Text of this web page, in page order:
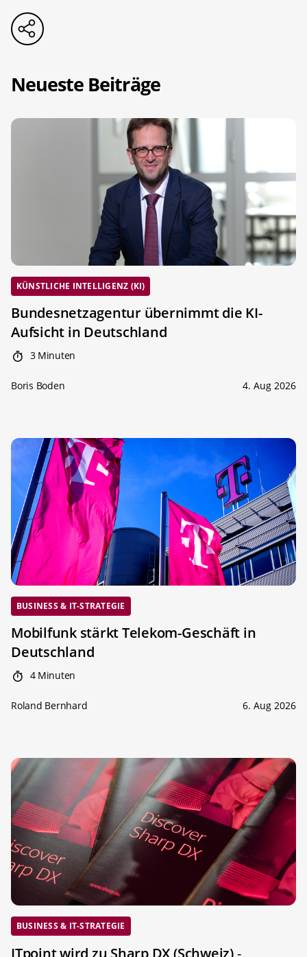
Neueste Beiträge
KÜNSTLICHE INTELLIGENZ (KI)
Bundesnetzagentur übernimmt die KI-
Aufsicht in Deutschland
3 Minuten
Boris Boden 4. Aug 2026
BUSINESS & IT-STRATEGIE
Mobilfunk stärkt Telekom-Geschäft in
Deutschland
4 Minuten
Roland Bernhard 6. Aug 2026
BUSINESS & IT-STRATEGIE
ITpoint wird zu Sharp DX (Schweiz)-